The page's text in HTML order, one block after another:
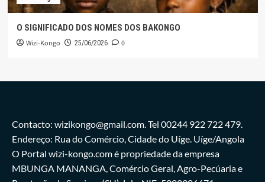
O SIGNIFICADO DOS NOMES DOS BAKONGO
Wizi-Kongo 25/06/2026 0
Contacto: wizikongo@gmail.com. Tel 00244 922 722 479.
Endereço: Rua do Comércio, Cidade do Uíge. Uíge/Angola
O Portal wizi-kongo.com é propriedade da empresa
MBUNGA MANANGA, Comércio Geral, Agro-Pecúaria e